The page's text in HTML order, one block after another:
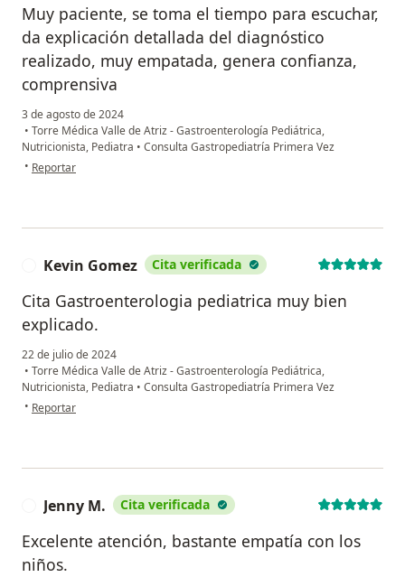
Muy paciente, se toma el tiempo para escuchar,
da explicación detallada del diagnóstico
realizado, muy empatada, genera confianza,
comprensiva
3 de agosto de 2024
• Torre Médica Valle de Atriz - Gastroenterología Pediátrica,
Nutricionista, Pediatra • Consulta Gastropediatría Primera Vez
• en opinión del usuario AM
Reportar
Kevin Gomez Cita verificada
Cita Gastroenterologia pediatrica muy bien
explicado.
22 de julio de 2024
• Torre Médica Valle de Atriz - Gastroenterología Pediátrica,
Nutricionista, Pediatra • Consulta Gastropediatría Primera Vez
• en opinión del usuario Kevin Gomez
Reportar
Jenny M. Cita verificada
Excelente atención, bastante empatía con los
niños.